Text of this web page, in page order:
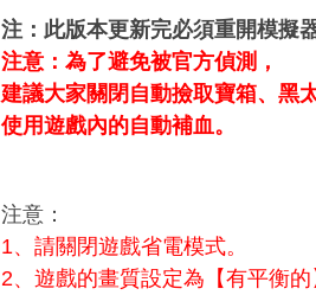
注：此版本更新完必須重開模擬
注意：為了避免被官方偵測，
建議大家關閉自動撿取寶箱、黑
使用遊戲內的自動補血。
注意：
1、請關閉遊戲省電模式。
2、遊戲的畫質設定為【有平衡的